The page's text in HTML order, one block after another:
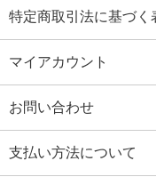
特定商取引法に基づく
マイアカウント
お問い合わせ
支払い方法について